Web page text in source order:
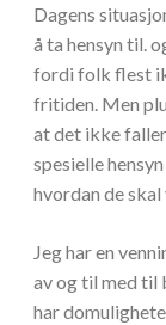
Dagens
å ta hensyn til.
fordi folk flest
fritiden. Men
at det ikke
spesielle
hvordan de
Jeg har en
av og til med til
har